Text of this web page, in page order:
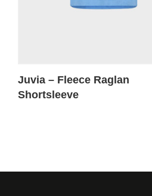
Juvia – Fleece Raglan
Shortsleeve